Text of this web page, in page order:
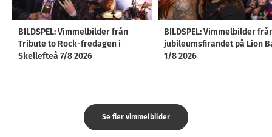
BILDSPEL: Vimmelbilder från
Tribute to Rock-fredagen i
Skellefteå 7/8 2026
BILDSPEL: Vimmelbilder
jubileumsfirandet på Lion
1/8 2026
Se fler vimmelbilder